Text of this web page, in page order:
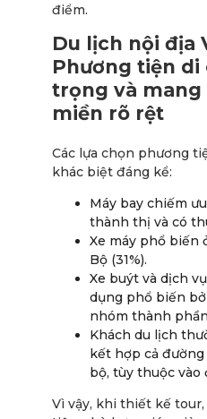
điểm.
Du lịch nội địa
Phương tiện di
trọng và
miền rõ rệt
Các lựa chọn phương
khác biệt đáng kể:
Máy bay chiếm
thành thị và có
Xe máy phổ biến
Bộ (31%).
Xe buýt và dịch
dụng phổ biến
nhóm thành
Khách du lịch
kết hợp cả
bộ, tùy thuộc vào
Vì vậy, khi thiết kế